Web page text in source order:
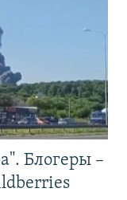
Блогеры –